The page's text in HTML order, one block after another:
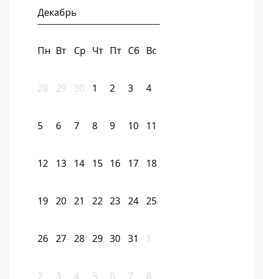
Декабрь
Пн Вт Ср Чт Пт Сб Вс
28 29 30 1 2 3 4
5 6 7 8 9 10 11
12 13 14 15 16 17 18
19 20 21 22 23 24 25
26 27 28 29 30 31 1
2 3 4 5 6 7 8